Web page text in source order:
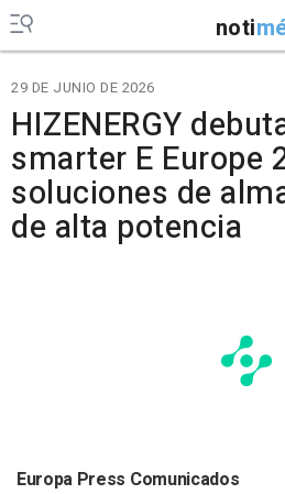
noti
29 DE JUNIO DE 2026
HIZENERGY
smarter E Europe
soluciones de
de alta potencia
Europa Press Comunicados